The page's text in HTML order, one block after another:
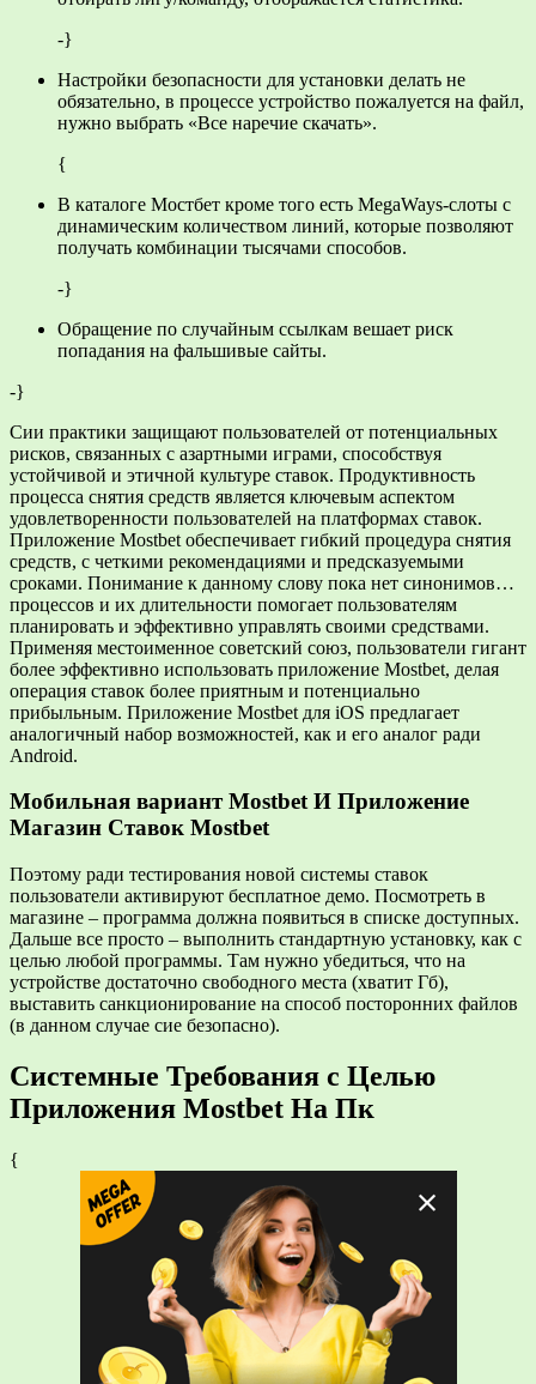
-}
Настройки безопасности для установки делать не
обязательно, в процессе устройство пожалуется на файл,
нужно выбрать «Все наречие скачать».
{
В каталоге Мостбет кроме того есть MegaWays-слоты с
динамическим количеством линий, которые позволяют
получать комбинации тысячами способов.
-}
Обращение по случайным ссылкам вешает риск
попадания на фальшивые сайты.
-}
Сии практики защищают пользователей от потенциальных
рисков, связанных с азартными играми, способствуя
устойчивой и этичной культуре ставок. Продуктивность
процесса снятия средств является ключевым аспектом
удовлетворенности пользователей на платформах ставок.
Приложение Mostbet обеспечивает гибкий процедура снятия
средств, с четкими рекомендациями и предсказуемыми
сроками. Понимание к данному слову пока нет синонимов…
процессов и их длительности помогает пользователям
планировать и эффективно управлять своими средствами.
Применяя местоименное советский союз, пользователи гигант
более эффективно использовать приложение Mostbet, делая
операция ставок более приятным и потенциально
прибыльным. Приложение Mostbet для iOS предлагает
аналогичный набор возможностей, как и его аналог ради
Android.
Мобильная вариант Mostbet И Приложение
Магазин Ставок Мostbet
Поэтому ради тестирования новой системы ставок
пользователи активируют бесплатное демо. Посмотреть в
магазине – программа должна появиться в списке доступных.
Дальше все просто – выполнить стандартную установку, как с
целью любой программы. Там нужно убедиться, что на
устройстве достаточно свободного места (хватит Гб),
выставить санкционирование на способ посторонних файлов
(в данном случае сие безопасно).
Системные Требования с Целью
Приложения Mostbet На Пк
{